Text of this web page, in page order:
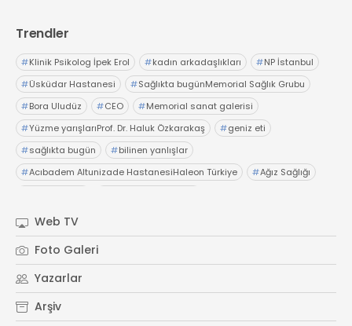
Trendler
#Klinik Psikolog İpek Erol #kadın arkadaşlıkları #NP İstanbul
#Üsküdar Hastanesi #Sağlıkta bugünMemorial Sağlık Grubu
#Bora Uludüz #CEO #Memorial sanat galerisi
#Yüzme yarışlarıProf. Dr. Haluk Özkarakaş #geniz eti
#sağlıkta bugün #bilinen yanlışlar
#Acıbadem Altunizade HastanesiHaleon Türkiye #Ağız Sağlığı
# Kristin Aslaner ArasUzm. Dyt. Büşra Şen
#Memorial Ataşehir Hastanesi
# yaz ayları kritik öneri
Web TV
Foto Galeri
Yazarlar
Arşiv
ÇOCUK SAĞLIĞI VE HASTALIKLARI
GENEL CERRAHİ
SENDİKALAR
GÖGÜS HASTALIKLARI
DERMATOLOJİ
ENDOKRİNOLOJİ
KADIN HASTALIKLARI VE DOĞUM